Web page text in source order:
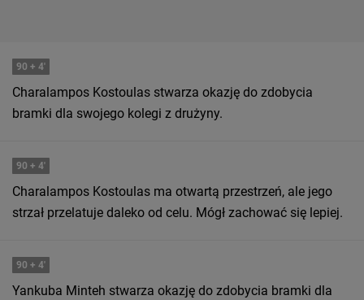
90 + 4'
Charalampos Kostoulas stwarza okazję do zdobycia
bramki dla swojego kolegi z drużyny.
90 + 4'
Charalampos Kostoulas ma otwartą przestrzeń, ale jego
strzał przelatuje daleko od celu. Mógł zachować się lepiej.
90 + 4'
Yankuba Minteh stwarza okazję do zdobycia bramki dla